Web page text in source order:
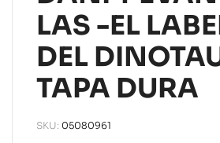
LAS -EL
DEL
TAPA DURA
SKU: 05080961